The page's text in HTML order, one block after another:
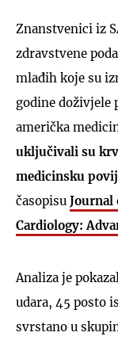
Znanstvenici iz
zdravstvene
mlađih koje su
godine doživjele
američka
uključivali su
medicinsku
časopisu Journal
Cardiology:
Analiza je
udara, 45 posto
svrstano u